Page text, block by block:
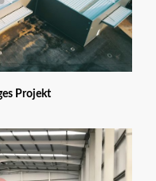
Projekt